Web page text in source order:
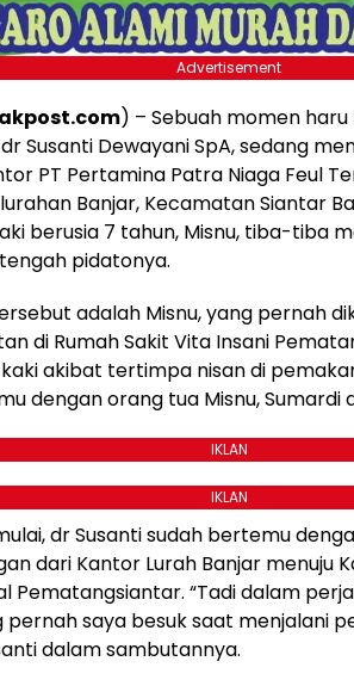
Advertisement
) – Sebuah momen
Susanti Dewayani SpA, sedang
PT Pertamina Patra Niaga Feul
Banjar, Kecamatan Siantar
berusia 7 tahun, Misnu, tiba-tiba
pidatonya.
adalah Misnu, yang pernah
di Rumah Sakit Vita Insani
akibat tertimpa nisan di
dengan orang tua Misnu, Sumardi
IKLAN
IKLAN
dr Susanti sudah bertemu
dari Kantor Lurah Banjar menuju
Pematangsiantar. “Tadi dalam
saya besuk saat menjalani
dalam sambutannya.